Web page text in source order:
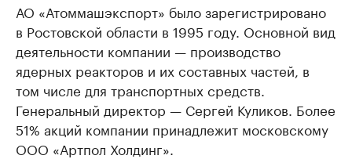
АО «Атоммашэкспорт» было зарегистрировано
в Ростовской области в 1995 году. Основной вид
деятельности компании — производство
ядерных реакторов и их составных частей, в
том числе для транспортных средств.
Генеральный директор — Сергей Куликов. Более
51% акций компании принадлежит московскому
ООО «Артпол Холдинг».